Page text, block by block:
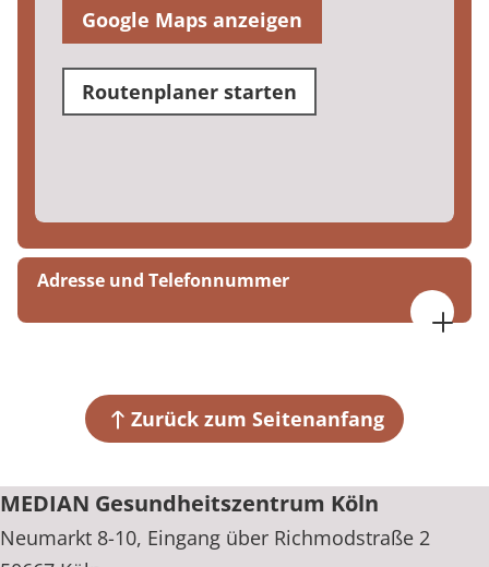
Google Maps anzeigen
Routenplaner starten
Adresse und Telefonnummer
+49 221 27277060
Zurück zum Seitenanfang
MEDIAN Gesundheitszentrum Köln
Neumarkt 8-10, Eingang über Richmodstraße 2